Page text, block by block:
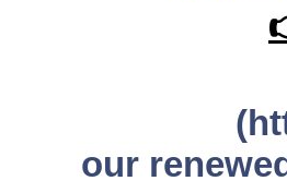
our